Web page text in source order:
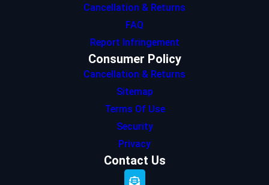
Cancellation & Returns
FAQ
Report Infringement
Consumer Policy
Cancellation & Returns
Sitemap
Terms Of Use
Security
Privacy
Contact Us